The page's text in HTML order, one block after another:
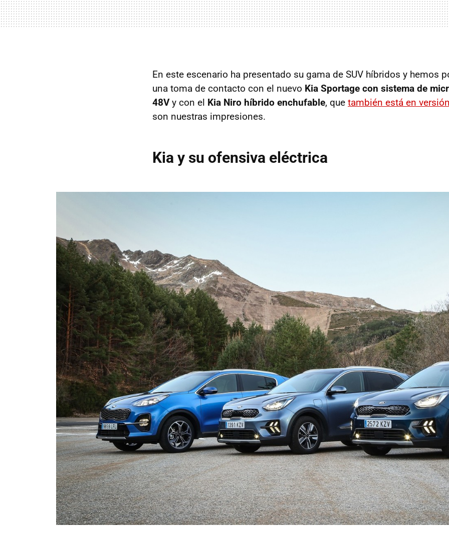
En este escenario ha presentado su gama de SUV híbridos y hemos
una toma de contacto con el nuevo Kia Sportage con sistema de
48Vy con el Kia Niro híbrido enchufable, que también está en
son nuestras impresiones.
Kia y su ofensiva eléctrica